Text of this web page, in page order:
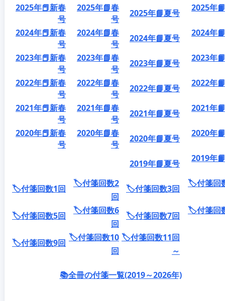
2025年📕新春
号
2025年📗春
号
2025年📘夏号 2025年
2024年📕新春
号
2024年📗春
号
2024年📘夏号 2024年
2023年📕新春
号
2023年📗春
号
2023年📘夏号 2023年
2022年📕新春
号
2022年📗春
号
2022年📘夏号 2022年
2021年📕新春
号
2021年📗春
号
2021年📘夏号 2021年
2020年📕新春
号
2020年📗春
号
2020年📘夏号 2020年
2019年📘夏号 2019年
🏷️付箋回数1回
🏷️付箋回数2
回
🏷️付箋回数3回 🏷️付箋回
🏷️付箋回数5回
🏷️付箋回数6
回
🏷️付箋回数7回 🏷️付箋回
🏷️付箋回数9回 🏷️付箋回数10
回
🏷️付箋回数11回
～
📚全冊の付箋一覧(2019～2026年)